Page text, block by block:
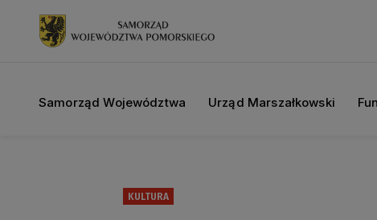
Samorząd Województwa Urząd Marszałkowski
KULTURA